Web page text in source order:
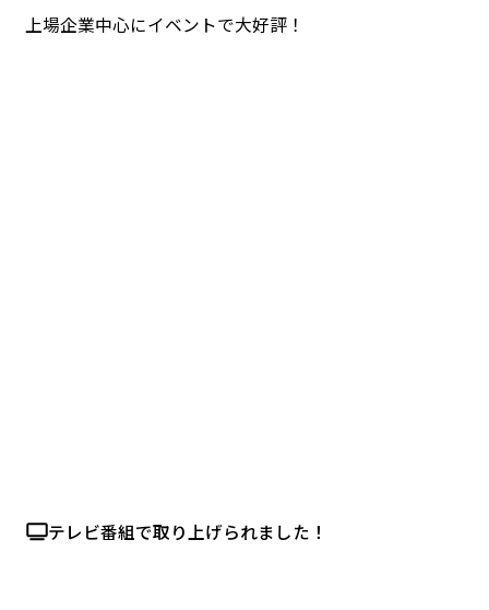
取引先企業
上場企業中心にイベントで大好評！
テレビメディア 出演多数
テレビ番組で取り上げられました！